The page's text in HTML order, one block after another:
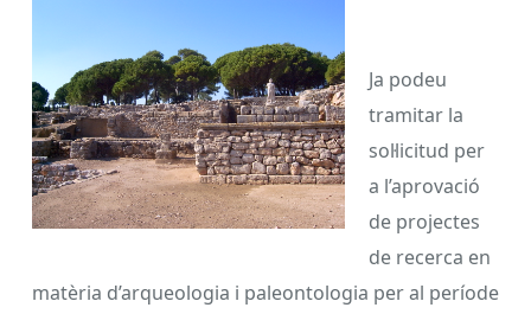
Ja podeu
tramitar la
sol·licitud per
a l’aprovació
de projectes
de recerca en
matèria d’arqueologia i paleontologia per al període